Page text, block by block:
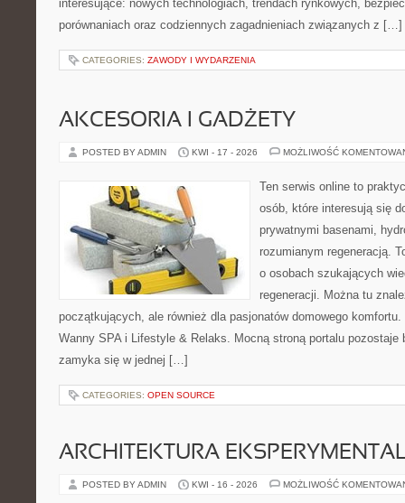
interesujące: nowych technologiach, trendach rynkowych,
porównaniach oraz codziennych zagadnieniach związanych z […]
CATEGORIES: ZAWODY I WYDARZENIA
AKCESORIA I GADŻETY
POSTED BY ADMIN KWI - 17 - 2026 MOŻLIWOŚĆ
Ten serwis online to
osób, które interesują się
prywatnymi basenami,
rozumianym regeneracją.
o osobach szukających
regeneracji. Można tu
początkujących, ale również dla pasjonatów domowego
Wanny SPA i Lifestyle & Relaks. Mocną stroną portalu pozostaje
zamyka się w jednej […]
CATEGORIES: OPEN SOURCE
ARCHITEKTURA
POSTED BY ADMIN KWI - 16 - 2026 MOŻLIWOŚĆ